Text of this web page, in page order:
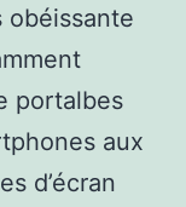
obéissante
portalbes
aux
d’écran